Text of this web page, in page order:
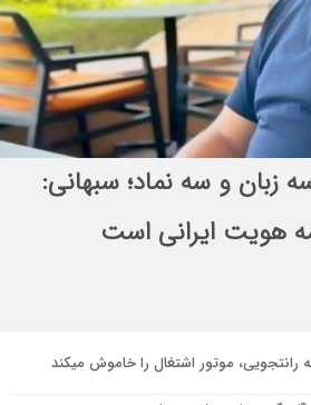
در برابر فساد اقتصادی
موتور اشتغال را خاموش میکند
و نیروی انسانی؛ چهار بحران همزمان صنعت
رایگان بودن مترو تهران تا پایان اربعین
بین‌المللی سازندگی
رانتجویی، موتور اشتغال را خاموش میکند